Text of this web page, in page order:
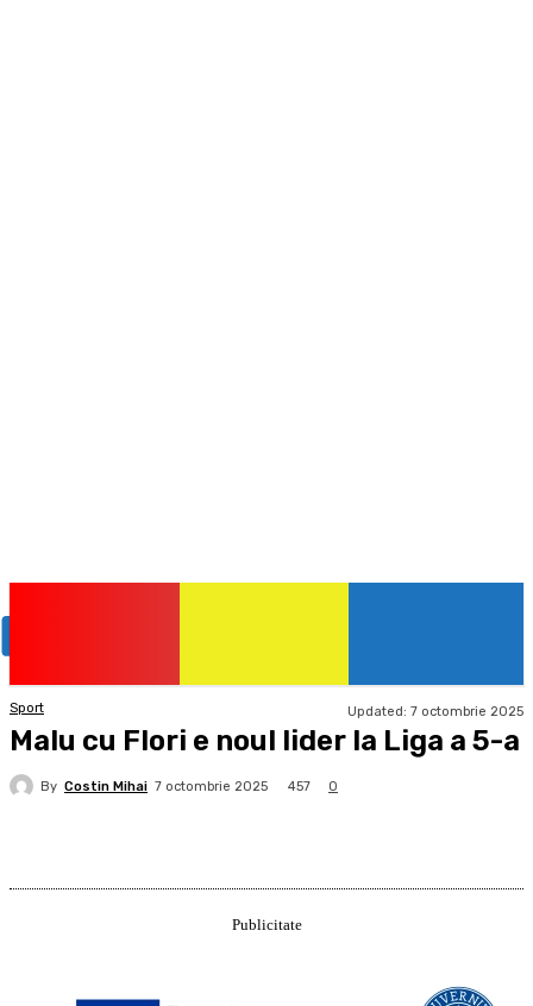
Sport Updated: 7 octombrie 2025
Malu cu Flori e noul lider la Liga a 5-a
By Costin Mihai 7 octombrie 2025 457 0
Publicitate